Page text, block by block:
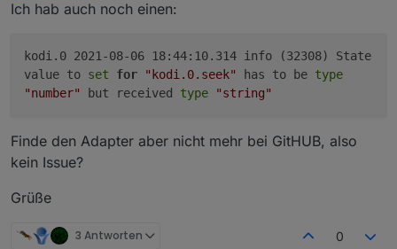
Ich hab auch noch einen:
kodi.0 2021-08-06 18:44:10.314 info (32308) State
value to set for "kodi.0.seek" has to be type
"number"
but received type "string"
Finde den Adapter aber nicht mehr bei GitHUB, also
kein Issue?
Grüße
3 Antworten 0